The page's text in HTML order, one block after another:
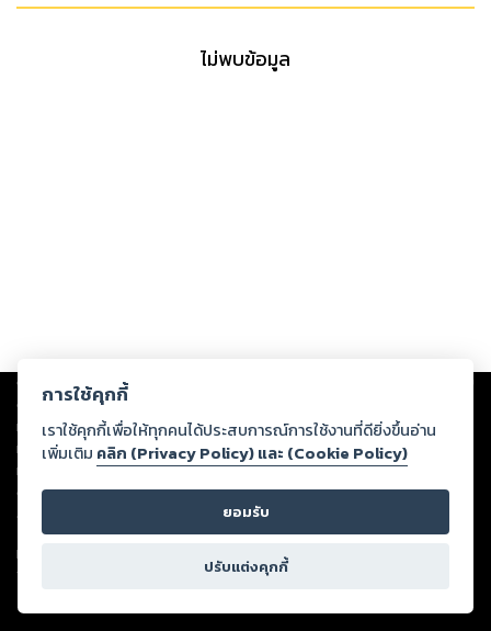
ไม่พบข้อมูล
Copyright © 2026
ต่อผลงานหรือเนื้อหาใดที่อัปโหลดผ่านเว็บไซต์และปรากฏว่าละเมิดสิทธิใน
ทรัพย์สินทางปัญญาของบุคคลอื่นหรือขัดต่อกฎหมายและศีลธรรม ดังนั้น ผู้อ่าน
ทุกท่านโปรดใช้วิจารณญาณในการกลั่นกรองด้วยตนเอง และหากท่านพบว่าส่วน
หนึ่งส่วนใดขัดต่อกฎหมายและศีลธรรม กรุณาแจ้งมายังบริษัท เพื่อทีมงานจะได้
ดำเนินการในทันที ทั้งนี้ ทางสตอรี่ล็อกขอสงวนลิขสิทธิ์ตามพระราชบัญญัติ
ลิขสิทธิ์ พ.ศ. 2537 (ฉบับล่าสุด)
For support: member@ookbee.com
Version
การใช้คุกกี้
เราใช้คุกกี้เพื่อให้ทุกคนได้ประสบการณ์การใช้งานที่ดียิ่งขึ้นอ่าน
เพิ่มเติม คลิก (Privacy Policy) และ (Cookie Policy)
ยอมรับ
ปรับแต่งคุกกี้